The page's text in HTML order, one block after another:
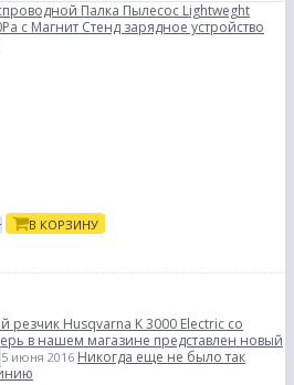
Палка Пылесос Lightweght
с Магнит Стенд зарядное устройство
В КОРЗИНУ
резчик Husqvarna K 3000 Electric со
в нашем магазине представлен новый
5 июня 2016 Никогда еще не было так